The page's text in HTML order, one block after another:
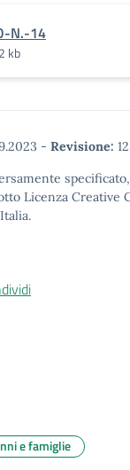
N.-14
kb
- Revisione:
Licenza Creative
e famiglie